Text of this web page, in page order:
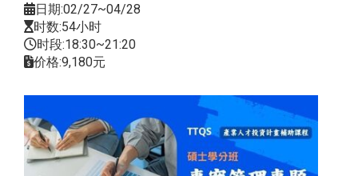
日期:02/27~04/28
时数:54小时
时段:18:30~21:20
价格:9,180元